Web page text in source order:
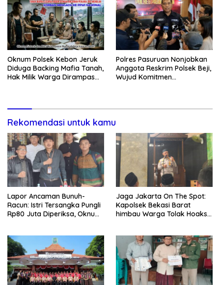
Oknum Polsek Kebon Jeruk
Diduga Backing Mafia Tanah,
Hak Milik Warga Dirampas
Polres Pasuruan Nonjobkan
Anggota Reskrim Polsek Beji,
Wujud Komitmen
Rekomendasi untuk kamu
Lapor Ancaman Bunuh-
Racun: Istri Tersangka Pungli
Rp80 Juta Diperiksa, Oknum
Jaga Jakarta On The Spot:
Kapolsek Bekasi Barat
himbau Warga Tolak Hoaks